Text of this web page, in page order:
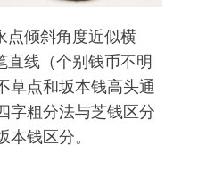
点倾斜角度近似横
直线（个别钱币不明
草点和坂本钱高头通
字粗分法与芝钱区分
钱区分。